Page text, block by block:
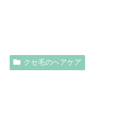
クセ毛のヘアケア